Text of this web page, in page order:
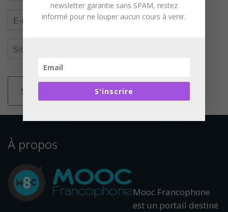
À propos
Mooc Francophone
est un portail destiné
newsletter garantie sans SPAM, restez
informé pour ne louper aucun cours à venir.
S'inscrire